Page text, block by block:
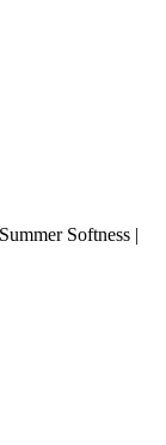
Softness |